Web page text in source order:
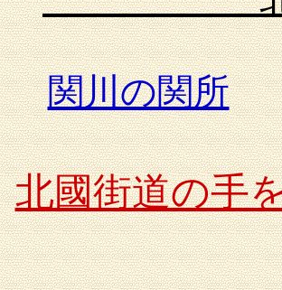
関川の関所
北國街道の手